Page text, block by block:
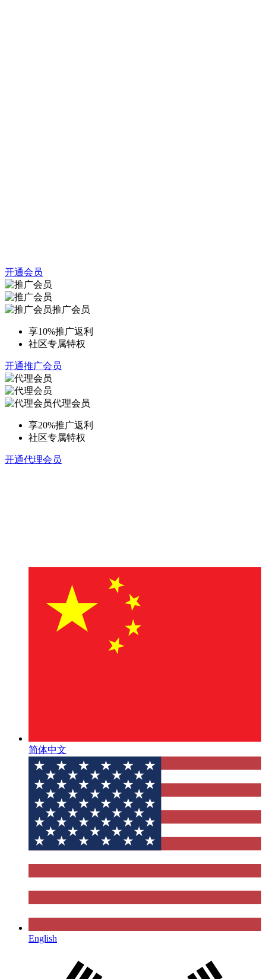
开通会员
推广会员
享10%推广返利
社区专属特权
开通推广会员
代理会员
享20%推广返利
社区专属特权
开通代理会员
简体中文
English